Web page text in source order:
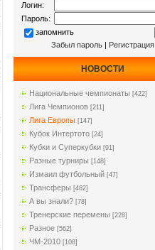
Логин:
Пароль:
запомнить
Забыл пароль| Регистрация
НОВОСТИ
Национальные чемпионаты [422]
Лига Чемпионов [211]
Лига Европы [147]
Кубок Интертото [24]
Кубки и Суперкубки [91]
Разные турниры [148]
Измаил футбольный [47]
Трансферы [482]
А вы знали? [78]
Тренерские перемены [228]
Разное [562]
ЧМ-2010 [108]